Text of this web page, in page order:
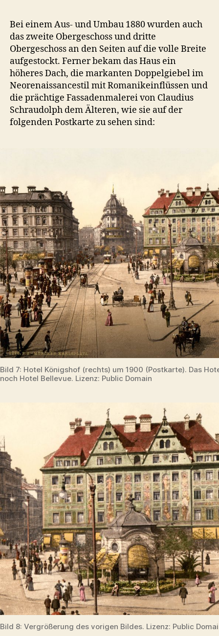
Bei einem Aus- und Umbau 1880 wurden auch
das zweite Obergeschoss und dritte
Obergeschoss an den Seiten auf die volle Breite
aufgestockt. Ferner bekam das Haus ein
höheres Dach, die markanten Doppelgiebel im
Neorenaissancestil mit Romanikeinflüssen und
die prächtige Fassadenmalerei von Claudius
Schraudolph dem Älteren, wie sie auf der
folgenden Postkarte zu sehen sind:
Bild 7: Hotel Königshof (rechts) um 1900 (Postkarte). Das
noch Hotel Bellevue. Lizenz: Public Domain
Bild 8: Vergrößerung des vorigen Bildes. Lizenz: Public